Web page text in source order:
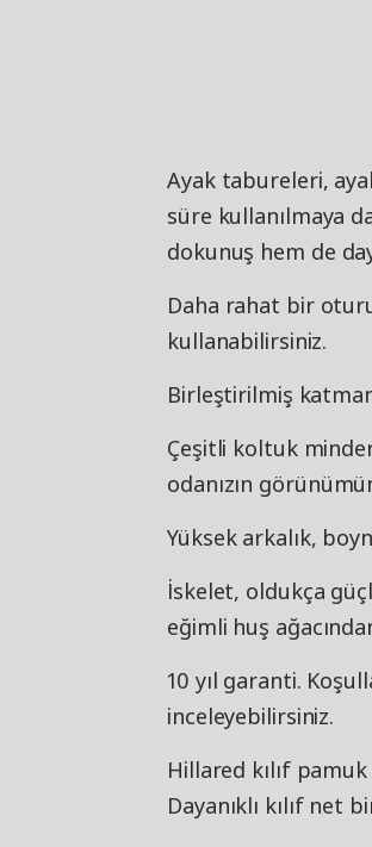
Ayak tabureleri,
süre kullanılmaya
dokunuş hem de
Daha rahat bir
kullanabilirsiniz.
Birleştirilmiş
Çeşitli koltuk
odanızın
Yüksek arkalık,
İskelet, oldukça
eğimli huş
10 yıl garanti.
inceleyebilirsiniz.
Hillared kılıf
Dayanıklı kılıf net